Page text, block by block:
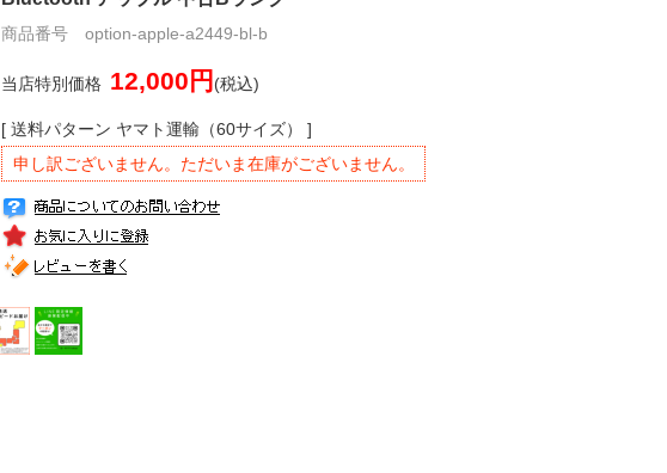
商品番号 option-apple-a2449-bl-b
当店特別価格 12,000円 (税込)
[ 送料パターン ヤマト運輸（60サイズ） ]
申し訳ございません。ただいま在庫がございません。